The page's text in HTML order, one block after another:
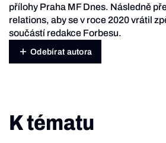
přílohy Praha MF Dnes. Následně
relations, aby se v roce 2020 vrátil
součástí redakce Forbesu.
Odebírat autora
K tématu